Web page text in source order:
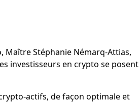
Maître Stéphanie Némarq-Attias,
investisseurs en crypto se posent
actifs, de façon optimale et